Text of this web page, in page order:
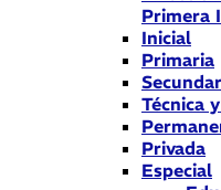
Primera
Inicial
Primaria
Técnica
Privada
Especial